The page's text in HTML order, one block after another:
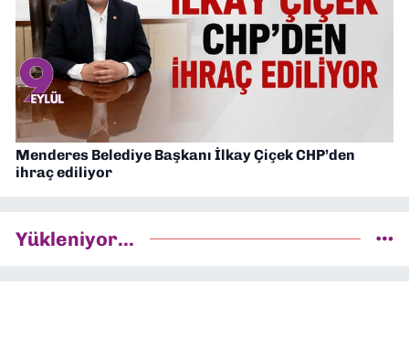
Menderes Belediye Başkanı İlkay Çiçek CHP’den
ihraç ediliyor
Yükleniyor...